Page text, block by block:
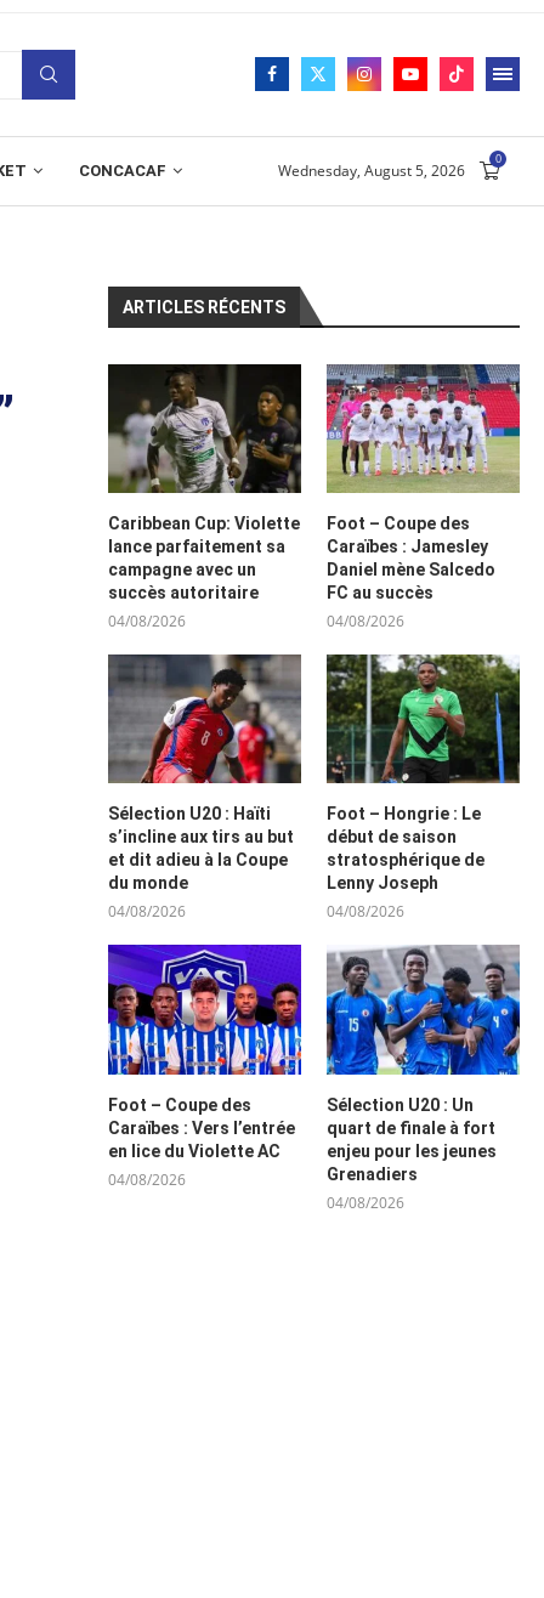
CONCACAF Wednesday, August 5, 2026
0
ARTICLES RÉCENTS
Caribbean Cup: Violette
lance parfaitement sa
campagne avec un
succès autoritaire
04/08/2026
Foot – Coupe des
Caraïbes : Jamesley
Daniel mène Salcedo
FC au succès
04/08/2026
Sélection U20 : Haïti
s’incline aux tirs au but
et dit adieu à la Coupe
du monde
04/08/2026
Foot – Hongrie : Le
début de saison
stratosphérique de
Lenny Joseph
04/08/2026
Foot – Coupe des
Caraïbes : Vers l’entrée
en lice du Violette AC
04/08/2026
Sélection U20 : Un
quart de finale à fort
enjeu pour les jeunes
Grenadiers
04/08/2026